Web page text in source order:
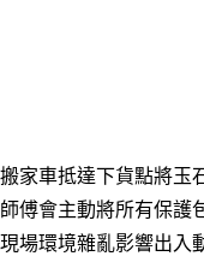
搬家車抵達下貨點將玉
師傅會主動將所有保護
現場環境雜亂影響出入